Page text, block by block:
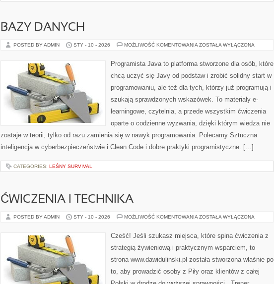
BAZY DANYCH
POSTED BY ADMIN STY - 10 - 2026 MOŻLIWOŚĆ KOMENTOWANIA BAZY
ZOSTAŁA WYŁĄCZONA
Programista Java to platforma stworzone dla osób, które
chcą uczyć się Javy od podstaw i zrobić solidny start w
programowaniu, ale też dla tych, którzy już programują i
szukają sprawdzonych wskazówek. To materiały e-
learningowe, czytelnia, a przede wszystkim ćwiczenia
oparte o codzienne wyzwania, dzięki którym wiedza nie
zostaje w teorii, tylko od razu zamienia się w nawyk programowania. Polecamy Sztuczna
inteligencja w cyberbezpieczeństwie i Clean Code i dobre praktyki programistyczne. […]
CATEGORIES: LEŚNY SURVIVAL
ĆWICZENIA I TECHNIKA
POSTED BY ADMIN STY - 10 - 2026 MOŻLIWOŚĆ KOMENTOWANIA ĆWICZENIA
ZOSTAŁA WYŁĄCZONA
Cześć! Jeśli szukasz miejsca, które spina ćwiczenia z
strategią żywieniową i praktycznym wsparciem, to
strona www.dawidulinski.pl została stworzona właśnie po
to, aby prowadzić osoby z Piły oraz klientów z całej